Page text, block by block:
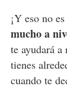
¡Y eso no
mucho a
te ayudará
tienes
cuando te